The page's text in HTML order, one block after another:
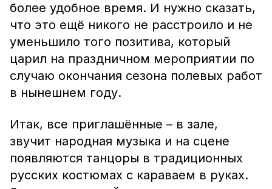
более удобное время. И нужно сказать,
что это ещё никого не расстроило и не
уменьшило того позитива, который
царил на праздничном мероприятии по
случаю окончания сезона полевых работ
в нынешнем году.
Итак, все приглашённые – в зале,
звучит народная музыка и на сцене
появляются танцоры в традиционных
русских костюмах с караваем в руках.